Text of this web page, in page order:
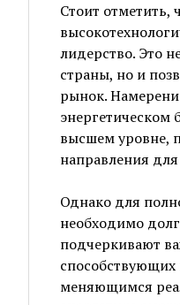
Стоит отметить,
лидерство. Это
страны, но и
рынок.
энергетическом
высшем уровне,
направления
Однако для
необходимо
подчеркивают
меняющимся